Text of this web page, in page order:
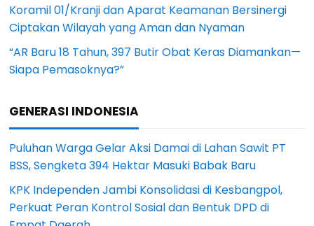
Koramil 01/Kranji dan Aparat Keamanan Bersinergi
Ciptakan Wilayah yang Aman dan Nyaman
“AR Baru 18 Tahun, 397 Butir Obat Keras Diamankan—
Siapa Pemasoknya?”
GENERASI INDONESIA
Puluhan Warga Gelar Aksi Damai di Lahan Sawit PT
BSS, Sengketa 394 Hektar Masuki Babak Baru
KPK Independen Jambi Konsolidasi di Kesbangpol,
Perkuat Peran Kontrol Sosial dan Bentuk DPD di